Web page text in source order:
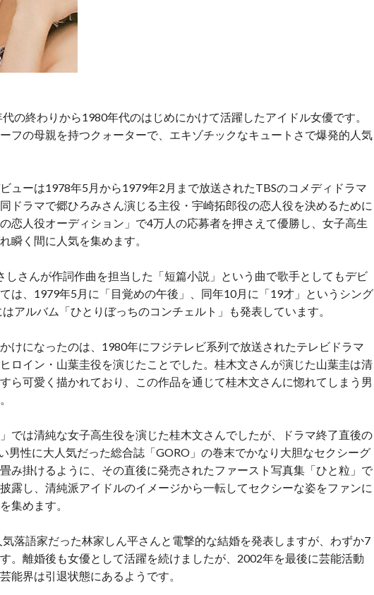
の終わりから1980年代のはじめにかけて活躍したアイドル女優です。
フの母親を持つクォーターで、エキゾチックなキュートさで爆発的人気
ューは1978年5月から1979年2月まで放送されたTBSのコメディドラマ
ドラマで郷ひろみさん演じる主役・宇崎拓郎役の恋人役を決めるために
恋人役オーディション」で4万人の応募者を押さえて優勝し、女子高生
瞬く間に人気を集めます。
しさんが作詞作曲を担当した「短篇小説」という曲で歌手としてもデビ
は、1979年5月に「目覚めの午後」、同年10月に「19才」というシング
アルバム「ひとりぼっちのコンチェルト」も発表しています。
けになったのは、1980年にフジテレビ系列で放送されたテレビドラマ
ヒロイン・山葉圭役を演じたことでした。桂木文さんが演じた山葉圭は清
ら可愛く描かれており、この作品を通じて桂木文さんに惚れてしまう男
では清純な女子高生役を演じた桂木文さんでしたが、ドラマ終了直後の
男性に大人気だった総合誌「GORO」の巻末でかなり大胆なセクシーグ
み掛けるように、その直後に発売されたファースト写真集「ひと粒」で
露し、清純派アイドルのイメージから一転してセクシーな姿をファンに
集めます。
落語家だった林家しん平さんと電撃的な結婚を発表しますが、わずか7
。離婚後も女優として活躍を続けましたが、2002年を最後に芸能活動
能界は引退状態にあるようです。